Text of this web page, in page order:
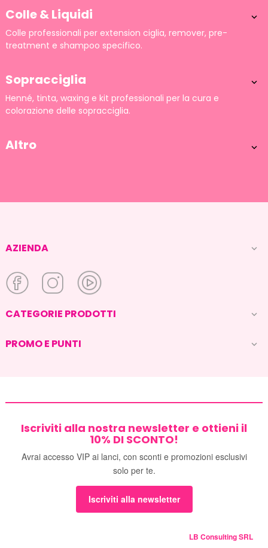
Colle & Liquidi 
Colle professionali per extension ciglia, remover, pre-
treatment e shampoo specifico.
Sopracciglia 
Henné, tinta, waxing e kit professionali per la cura e
colorazione delle sopracciglia.
Altro 
AZIENDA 
CATEGORIE PRODOTTI 
PROMO E PUNTI 
Iscriviti alla nostra newsletter e ottieni il
10% DI SCONTO!
Avrai accesso VIP ai lanci, con sconti e promozioni esclusivi
solo per te.
Iscriviti alla newsletter
LB Consulting SRL